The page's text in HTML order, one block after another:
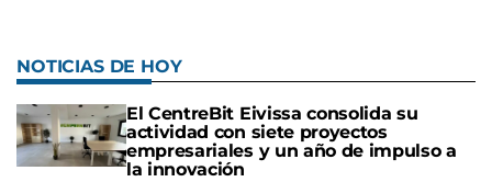
NOTICIAS DE HOY
El CentreBit Eivissa consolida su
actividad con siete proyectos
empresariales y un año de impulso a
la innovación